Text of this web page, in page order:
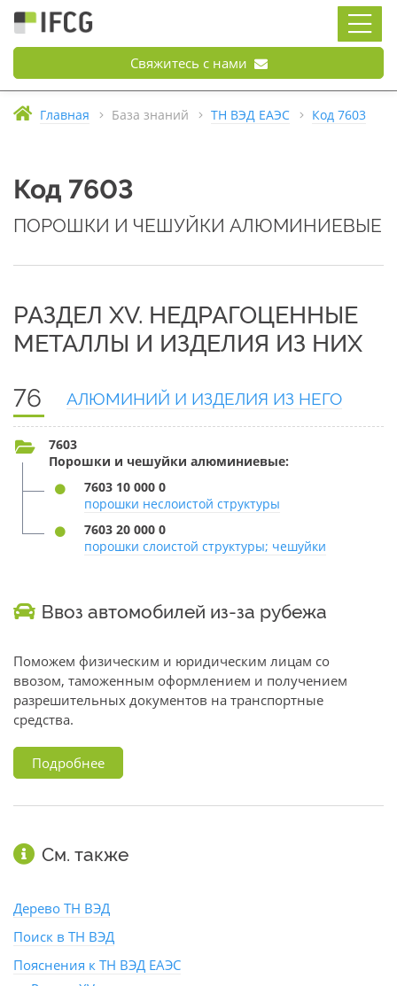
Свяжитесь с нами
Главная База знаний ТН ВЭД ЕАЭС Код 7603
Код 7603
ПОРОШКИ И ЧЕШУЙКИ АЛЮМИНИЕВЫЕ
РАЗДЕЛ XV. НЕДРАГОЦЕННЫЕ
МЕТАЛЛЫ И ИЗДЕЛИЯ ИЗ НИХ
76 АЛЮМИНИЙ И ИЗДЕЛИЯ ИЗ НЕГО
7603
Порошки и чешуйки алюминиевые:
7603 10 000 0
порошки неслоистой структуры
7603 20 000 0
порошки слоистой структуры; чешуйки
Ввоз автомобилей из-за рубежа
Поможем физическим и юридическим лицам со
ввозом, таможенным оформлением и получением
разрешительных документов на транспортные
средства.
Подробнее
См. также
Дерево ТН ВЭД
Поиск в ТН ВЭД
Пояснения к ТН ВЭД ЕАЭС